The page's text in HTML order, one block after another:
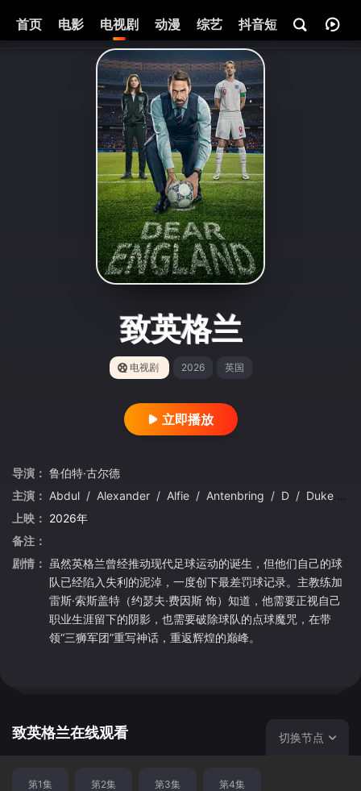
首页 电影 电视剧 动漫 综艺 抖音短剧 即将热映
致英格兰
电视剧 2026 英国
立即播放
导演： 鲁伯特·古尔德
主演： Abdul / Alexander / Alfie / Antenbring / D / Duke
上映： 2026年
备注：
剧情： 虽然英格兰曾经推动现代足球运动的诞生，但他们自己的球
队已经陷入失利的泥淖，一度创下最差罚球记录。主教练加
雷斯·索斯盖特（约瑟夫·费因斯 饰）知道，他需要正视自己
职业生涯留下的阴影，也需要破除球队的点球魔咒，在带
领“三狮军团”重写神话，重返辉煌的巅峰。
致英格兰在线观看 切换节点
第1集 第2集 第3集 第4集